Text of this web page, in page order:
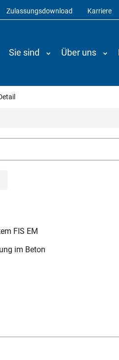
Zulassungsdownload Karriere
Sie sind Über uns
FIS EM
im Beton